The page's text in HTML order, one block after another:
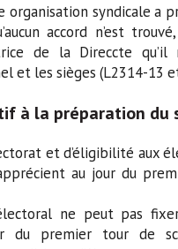
organisation syndicale a
accord n’est
de la Direccte
et les sièges (L2314-13
à la préparation du
et d’éligibilité aux
au jour du
ne peut pas
du premier tour de